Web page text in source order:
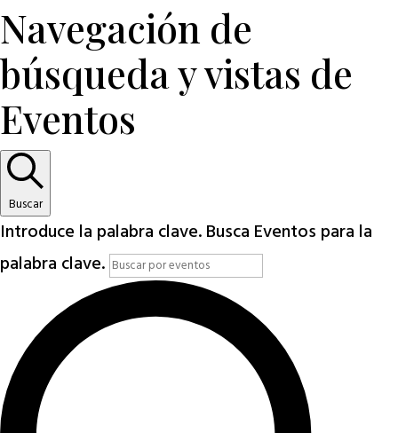
Navegación de
búsqueda y vistas de
Eventos
Buscar
Introduce la palabra clave. Busca Eventos para la
palabra clave.